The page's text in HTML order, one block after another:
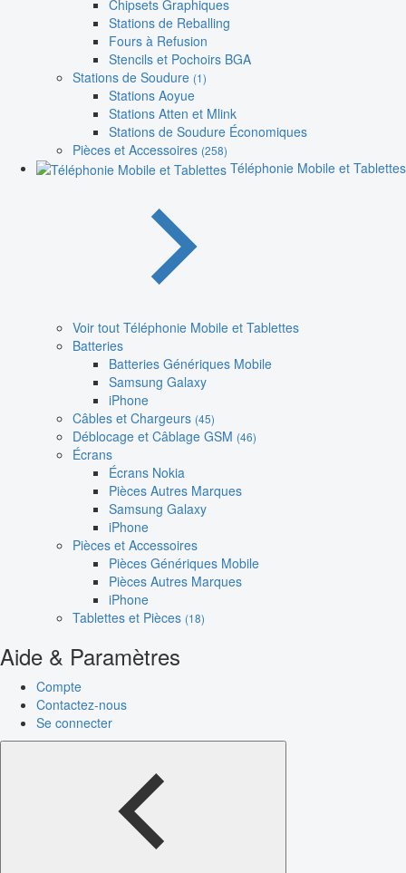
Chipsets Graphiques
Stations de Reballing
Fours à Refusion
Stencils et Pochoirs BGA
Stations de Soudure (1)
Stations Aoyue
Stations Atten et Mlink
Stations de Soudure Économiques
Pièces et Accessoires (258)
Téléphonie Mobile et Tablettes
Voir tout Téléphonie Mobile et Tablettes
Batteries
Batteries Génériques Mobile
Samsung Galaxy
iPhone
Câbles et Chargeurs (45)
Déblocage et Câblage GSM (46)
Écrans
Écrans Nokia
Pièces Autres Marques
Samsung Galaxy
iPhone
Pièces et Accessoires
Pièces Génériques Mobile
Pièces Autres Marques
iPhone
Tablettes et Pièces (18)
Aide & Paramètres
Compte
Contactez-nous
Se connecter